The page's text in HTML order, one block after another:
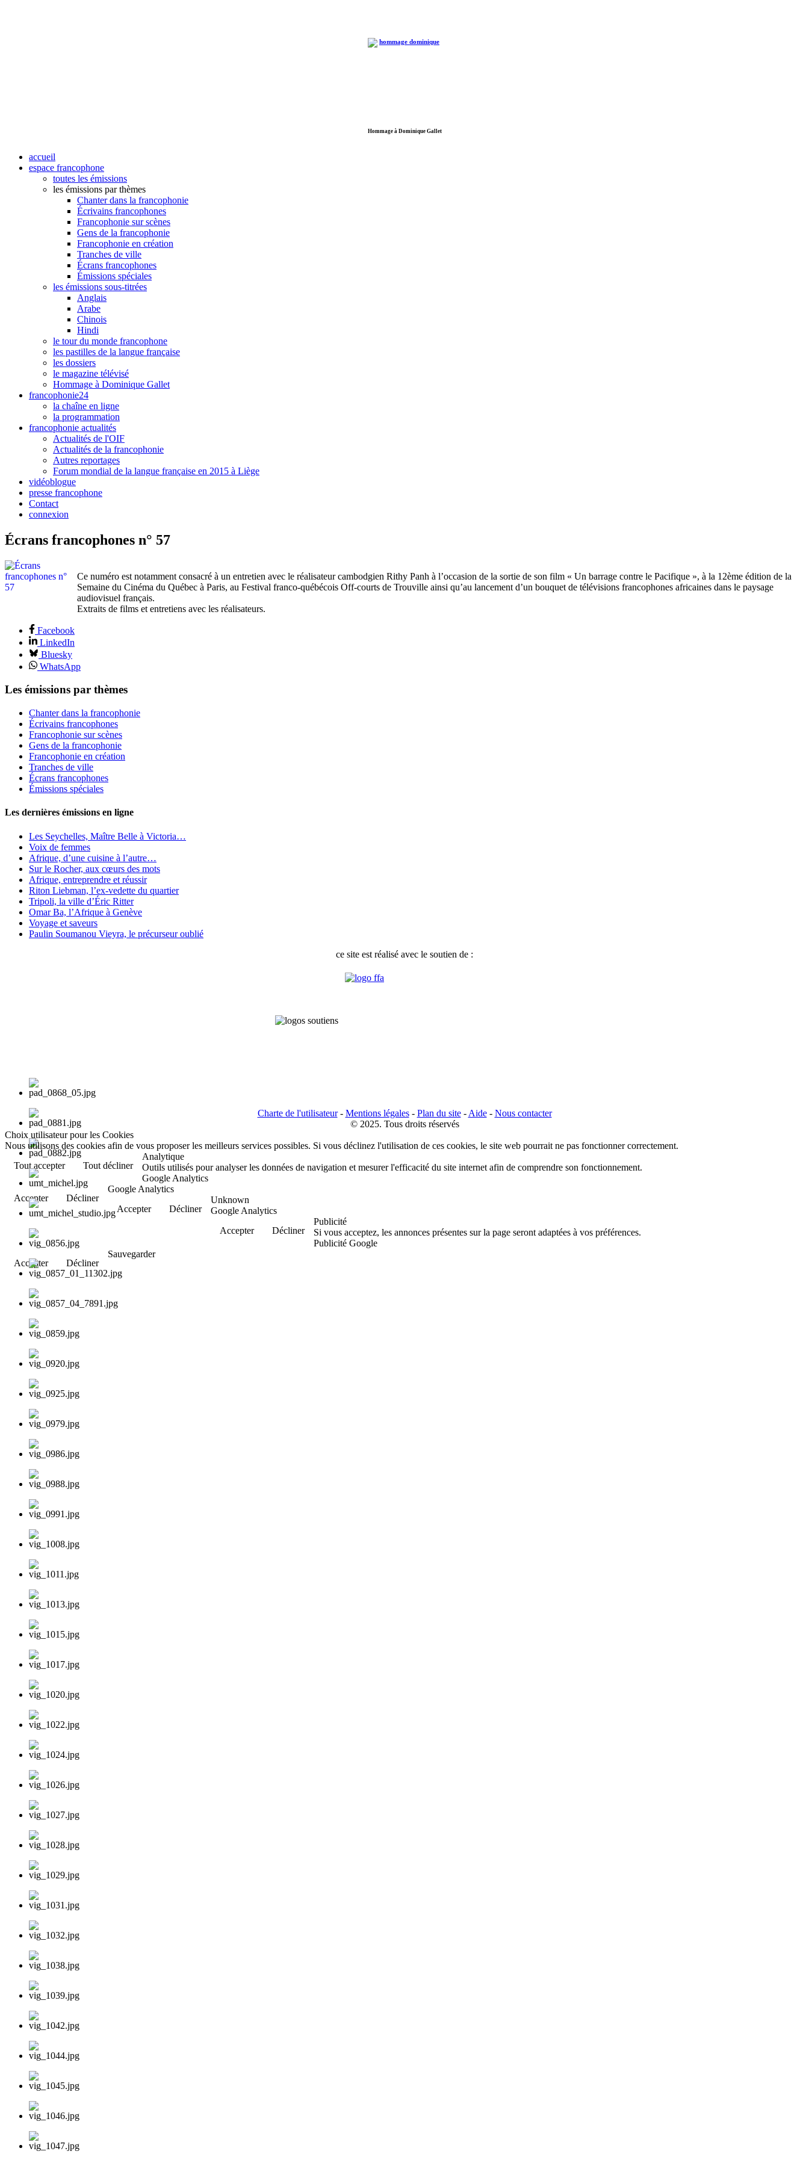
Hommage à Dominique Gallet
accueil
espace francophone
toutes les émissions
les émissions par thèmes
Chanter dans la francophonie
Écrivains francophones
Francophonie sur scènes
Gens de la francophonie
Francophonie en création
Tranches de ville
Écrans francophones
Émissions spéciales
les émissions sous-titrées
Anglais
Arabe
Chinois
Hindi
le tour du monde francophone
les pastilles de la langue française
les dossiers
le magazine télévisé
Hommage à Dominique Gallet
francophonie24
la chaîne en ligne
la programmation
francophonie actualités
Actualités de l'OIF
Actualités de la francophonie
Autres reportages
Forum mondial de la langue française en 2015 à Liège
vidéoblogue
presse francophone
Contact
connexion
Écrans francophones n° 57
Ce numéro est notamment consacré à un entretien avec le réalisateur cambodgien Rithy Panh à l’occasion de la sortie de son film « Un barrage contre le Pacifique », à la 12ème édition de la
Semaine du Cinéma du Québec à Paris, au Festival franco-québécois Off-courts de Trouville ainsi qu’au lancement d’un bouquet de télévisions francophones africaines dans le paysage
audiovisuel français.
Extraits de films et entretiens avec les réalisateurs.
Facebook
LinkedIn
Bluesky
WhatsApp
Les émissions par thèmes
Chanter dans la francophonie
Écrivains francophones
Francophonie sur scènes
Gens de la francophonie
Francophonie en création
Tranches de ville
Écrans francophones
Émissions spéciales
Les dernières émissions en ligne
Les Seychelles, Maître Belle à Victoria…
Voix de femmes
Afrique, d’une cuisine à l’autre…
Sur le Rocher, aux cœurs des mots
Afrique, entreprendre et réussir
Riton Liebman, l’ex-vedette du quartier
Tripoli, la ville d’Éric Ritter
Omar Ba, l’Afrique à Genève
Voyage et saveurs
Paulin Soumanou Vieyra, le précurseur oublié
ce site est réalisé avec le soutien de :
Charte de l'utilisateur- Mentions légales- Plan du site- Aide- Nous contacter
© 2025. Tous droits réservés
Choix utilisateur pour les Cookies
Nous utilisons des cookies afin de vous proposer les meilleurs services possibles. Si vous déclinez l'utilisation de ces cookies, le site web pourrait ne pas fonctionner correctement.
Tout accepter
Tout décliner
Analytique
Outils utilisés pour analyser les données de navigation et mesurer l'efficacité du site internet afin de comprendre son fonctionnement.
Google Analytics
Accepter
Décliner
Google Analytics
Accepter
Décliner
Unknown
Google Analytics
Accepter
Décliner
Publicité
Si vous acceptez, les annonces présentes sur la page seront adaptées à vos préférences.
Publicité Google
Accepter
Décliner
Sauvegarder